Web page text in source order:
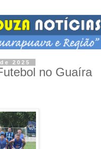
2025
no Guaíra